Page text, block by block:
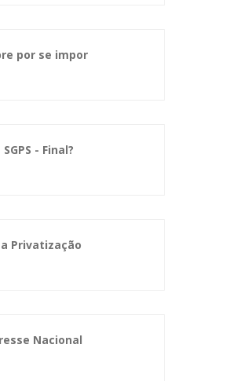
por se impor
- Final?
Privatização
Nacional